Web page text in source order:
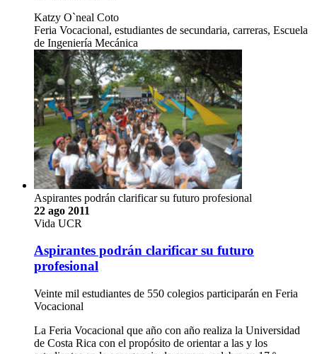
Katzy O`neal Coto
Feria Vocacional, estudiantes de secundaria, carreras, Escuela
de Ingeniería Mecánica
Aspirantes podrán clarificar su futuro profesional
22 ago 2011
Vida UCR
Aspirantes podrán clarificar su futuro
profesional
Veinte mil estudiantes de 550 colegios participarán en Feria
Vocacional
La Feria Vocacional que año con año realiza la Universidad
de Costa Rica con el propósito de orientar a las y los